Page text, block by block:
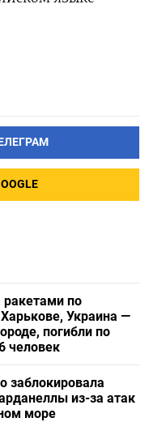
ракетами по
Украина —
погибли по
человек
заблокировала
из-за атак
море